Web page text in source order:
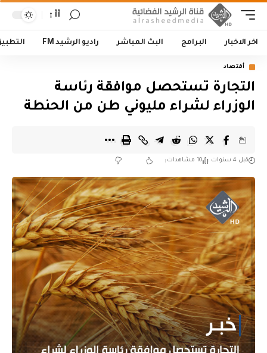
أأ
اخر الاخبار البرامج البث المباشر راديو الرشيد FM
أقتصاد
التجارة تستحصل موافقة رئاسة
الوزراء لشراء مليوني طن من الحنطة
قبل 4 سنوات 10 مشاهدات